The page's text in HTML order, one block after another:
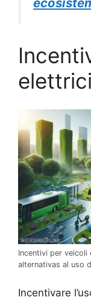
Incentivi per
alternativas al uso
Incentivare